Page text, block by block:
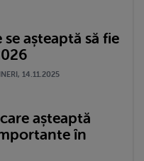
așteaptă să fie
14.11.2025
așteaptă
în